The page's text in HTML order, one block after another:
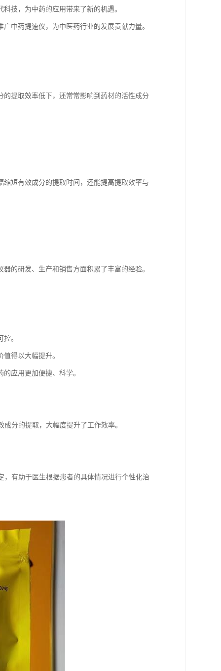
技，为中药的应用带来了新的机遇。
中药提速仪，为中医药行业的发展贡献力量。
提取效率低下，还常常影响到药材的活性成分
短有效成分的提取时间，还能提高提取效率与
的研发、生产和销售方面积累了丰富的经验。
。
得以大幅提升。
应用更加便捷、科学。
分的提取，大幅度提升了工作效率。
有助于医生根据患者的具体情况进行个性化治